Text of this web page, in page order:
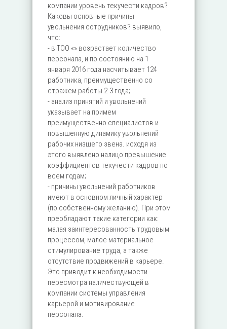
компании уровень текучести кадров?
Каковы основные причины
увольнения сотрудников? выявило,
что:
- в ТОО «» возрастает количество
персонала, и по состоянию на 1
января 2016 года насчитывает 124
работника, преимущественно со
стражем работы 2-3 года;
- анализ принятий и увольнений
указывает на примем
преимущественно специалистов и
повышенную динамику увольнений
рабочих низшего звена. исходя из
этого выявлено налицо превышение
коэффициентов текучести кадров по
всем годам;
- причины увольнений работников
имеют в основном личный характер
(по собственному желанию). При этом
преобладают такие категории как:
малая заинтересованность трудовым
процессом, малое материальное
стимулирование труда, а также
отсутствие продвижений в карьере.
Это приводит к необходимости
пересмотра наличествующей в
компании системы управления
карьерой и мотивирование
персонала.